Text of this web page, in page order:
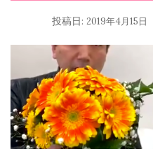
投稿日: 2019年4月15日